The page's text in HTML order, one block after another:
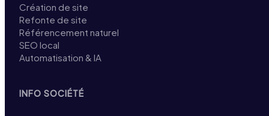
Création de site
Refonte de site
Référencement naturel
SEO local
Automatisation & IA
INFO SOCIÉTÉ